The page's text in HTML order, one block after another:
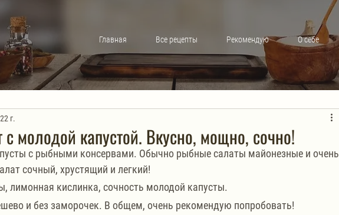
Главная Все рецепты Рекомендую О себе
молодой капустой. Вкусно, мощно, сочно!
г.
с рыбными консервами. Обычно рыбные салаты майонезные и очень
сочный, хрустящий и легкий!
лимонная кислинка, сочность молодой капусты.
и без заморочек. В общем, очень рекомендую попробовать!